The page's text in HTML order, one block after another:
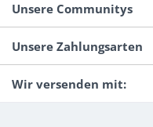
Unsere Communitys
Unsere Zahlungsarten
Wir versenden mit: